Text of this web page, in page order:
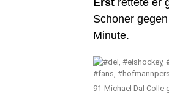
Erst rettete er
Schoner
Minute.
91-Michael Dal Colle